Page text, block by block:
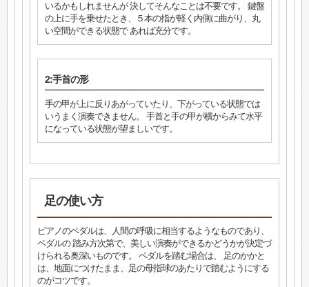
いるかもしれませんが 決してそんなことは不要です。 鍵盤
の上に手を乗せたとき、５本の指が軽く内側に曲がり、丸
い空間ができる状態で あれば充分です。
2:手首の形
手の甲が上に反りあがっていたり、下がっている状態では
いうまく演奏できません。 手首と手の甲が横からみて水平
になっている状態が望ましいです。
足の使い方
ピアノのペダルは、人間の呼吸に相当するようなものであり、
ペダルの 踏み方次第で、美しい演奏ができるかどうかが決定づ
けられる奥深いものです。 ペダルを踏む場合は、 足のかかと
は、地面につけたまま、足の母指球のあたりで踏むようにする
のがコツです。